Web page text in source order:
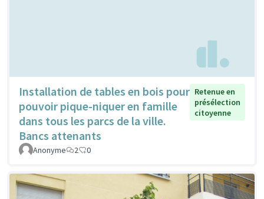
Installation de tables en bois pour
pouvoir pique-niquer en famille
dans tous les parcs de la ville.
Bancs attenants
Retenue en
présélection
citoyenne
Anonyme 2 0